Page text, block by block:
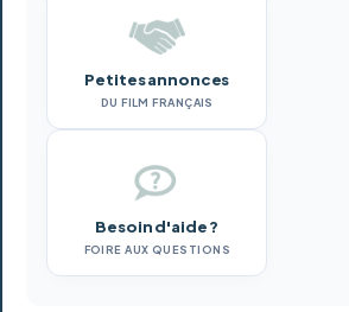
Petites annonces
DU FILM FRANÇAIS
Besoin d'aide ?
FOIRE AUX QUESTIONS